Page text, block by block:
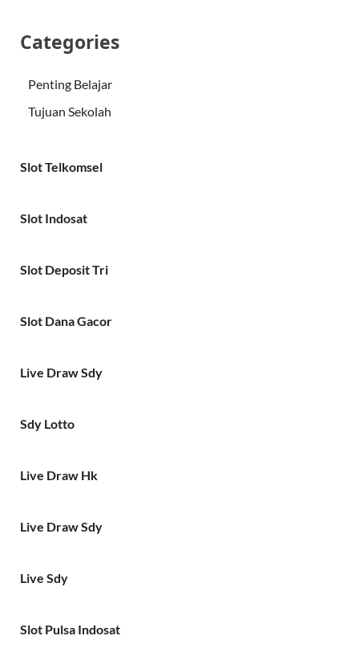
Categories
Penting Belajar
Tujuan Sekolah
Slot Telkomsel
Slot Indosat
Slot Deposit Tri
Slot Dana Gacor
Live Draw Sdy
Sdy Lotto
Live Draw Hk
Live Draw Sdy
Live Sdy
Slot Pulsa Indosat